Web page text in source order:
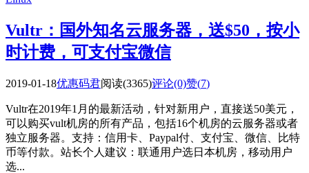
Vultr：国外知名云服务器，送$50，按小
时计费，可支付宝微信
2019-01-18优惠码君阅读(3365)评论(0)赞(7)
Vultr在2019年1月的最新活动，针对新用户，直接送50美元，
可以购买vult机房的所有产品，包括16个机房的云服务器或者
独立服务器。支持：信用卡、Paypal付、支付宝、微信、比特
币等付款。站长个人建议：联通用户选日本机房，移动用户
选...